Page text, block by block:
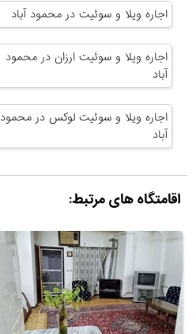
اجاره ویلا و سوئیت در محمود آباد
اجاره ویلا و سوئیت ارزان در محمود
آباد
اجاره ویلا و سوئیت لوکس در محمود
آباد
اقامتگاه های مرتبط: